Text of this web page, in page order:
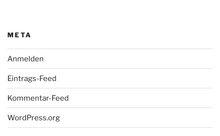
META
Anmelden
Eintrags-Feed
Kommentar-Feed
WordPress.org